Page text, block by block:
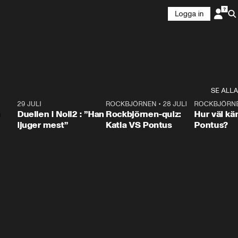
Logga in
SE ALLA
29 JULI
Duellen i Noll2 : ”Han
ljuger mest”
0:15
ROCKBJÖRNEN •28 JULI
Rockbjörnen-quiz:
Katia VS Pontus
Hur väl
Pontus?